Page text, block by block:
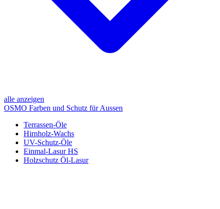
alle anzeigen
OSMO Farben und Schutz für Aussen
Terrassen-Öle
Hirnholz-Wachs
UV-Schutz-Öle
Einmal-Lasur HS
Holzschutz Öl-Lasur